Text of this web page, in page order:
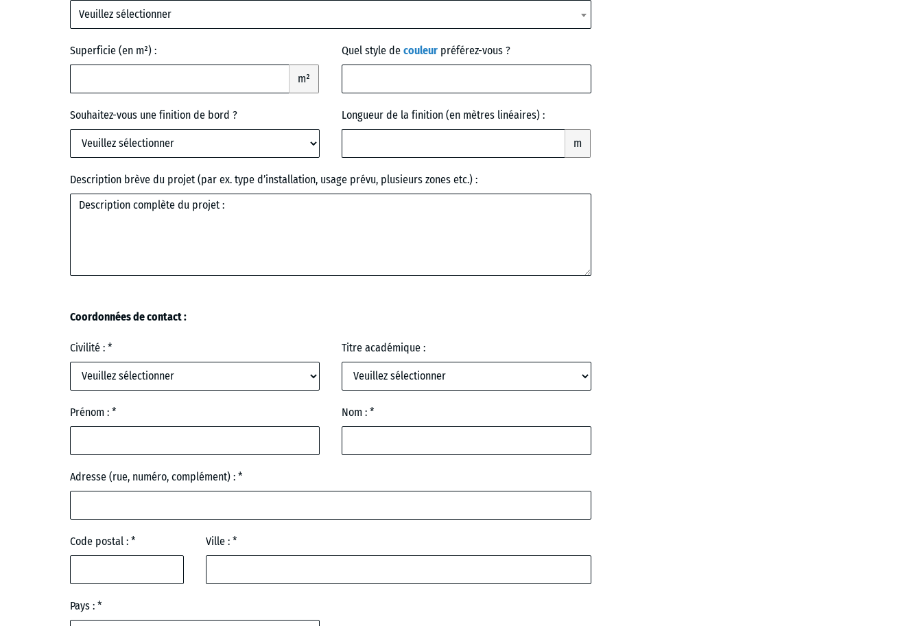
Veuillez sélectionner
Superficie (en m²) :
m²
Quel style de couleurpréférez-vous ?
Souhaitez-vous une finition de bord ? Longueur de la finition (en mètres linéaires) :
m
Description brève du projet (par ex. type d’installation, usage prévu, plusieurs zones etc.) :
Coordonnées de contact :
Civilité : Titre académique :
Prénom : Nom :
Adresse (rue, numéro, complément) :
Code postal : Ville :
Pays :